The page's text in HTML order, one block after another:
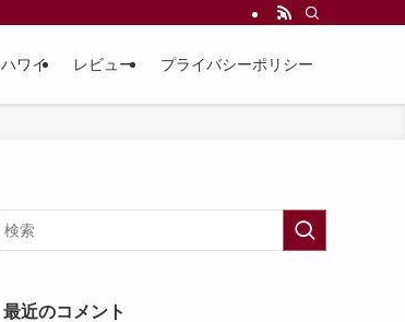
ハワイ レビュー プライバシーポリシー
最近のコメント